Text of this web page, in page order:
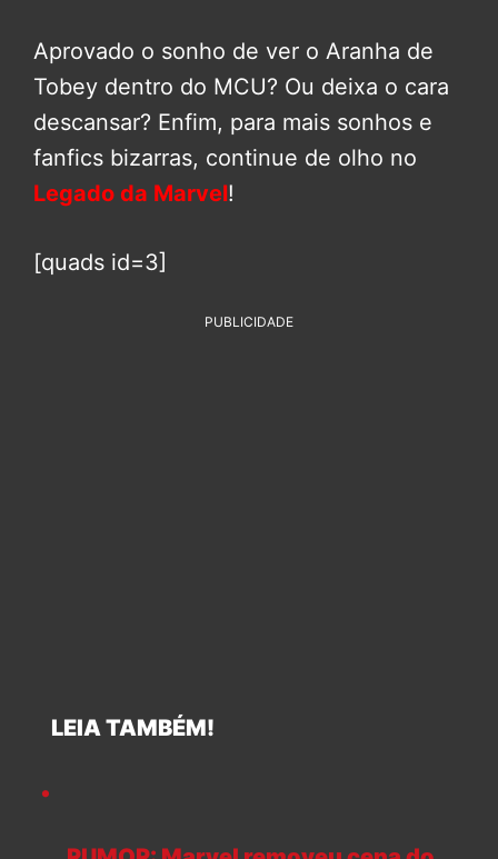
Aprovado o sonho de ver o Aranha de
Tobey dentro do MCU? Ou deixa o cara
descansar? Enfim, para mais sonhos e
fanfics bizarras, continue de olho no
Legado da Marvel!
[quads id=3]
PUBLICIDADE
LEIA TAMBÉM!